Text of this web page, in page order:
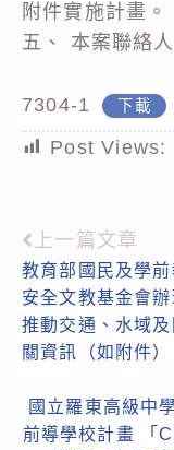
附件實施計畫。
五、 本案聯絡
7304-1 下載
Post Views:
Read
more
articles
上一篇文章
教育部國民及學
安全文教基金會
推動交通、水域
關資訊（如附件）
國立羅東高級中
前導學校計畫 「